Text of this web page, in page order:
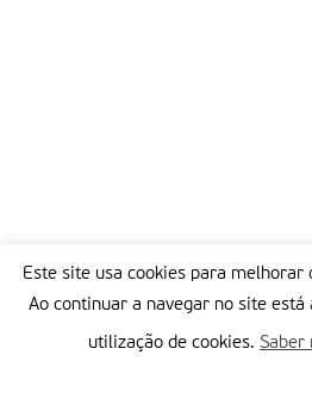
Este site usa cookies para melhorar
Ao continuar a navegar no site
utilização de cookies. Saber